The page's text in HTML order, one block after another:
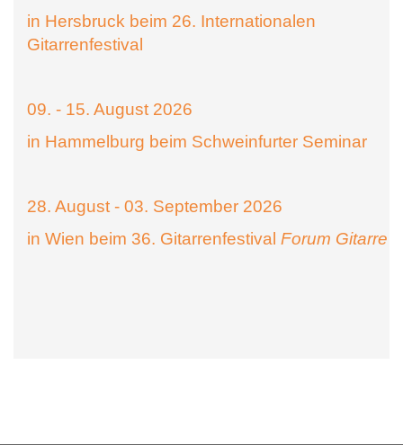
in Hersbruck beim 26. Internationalen
Gitarrenfestival
09. - 15. August 2026
in Hammelburg beim Schweinfurter Seminar
28. August - 03. September 2026
in Wien beim 36. Gitarrenfestival Forum Gitarre